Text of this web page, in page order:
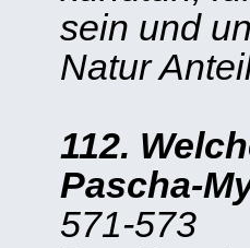
sein und
Natur
112.
Pascha-
571-573